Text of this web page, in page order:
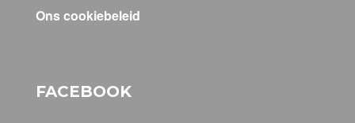
Ons cookiebeleid
FACEBOOK